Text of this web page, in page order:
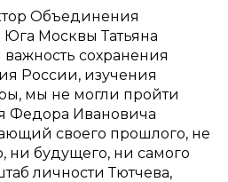
Объединения
Юга Москвы Татьяна
сохранения
России, изучения
мы не могли пройти
Федора Ивановича
своего прошлого, не
ни будущего, ни самого
личности Тютчева,